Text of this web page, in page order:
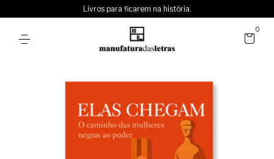
Livros para ficarem na história.
0